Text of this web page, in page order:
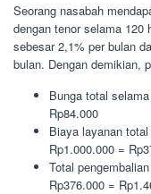
Seorang nasabah
dengan tenor selama 120
sebesar 2,1% per bulan
bulan. Dengan demikian,
Bunga total
Rp84.000
Biaya layanan
Rp1.000.000 =
Total
Rp376.000 =